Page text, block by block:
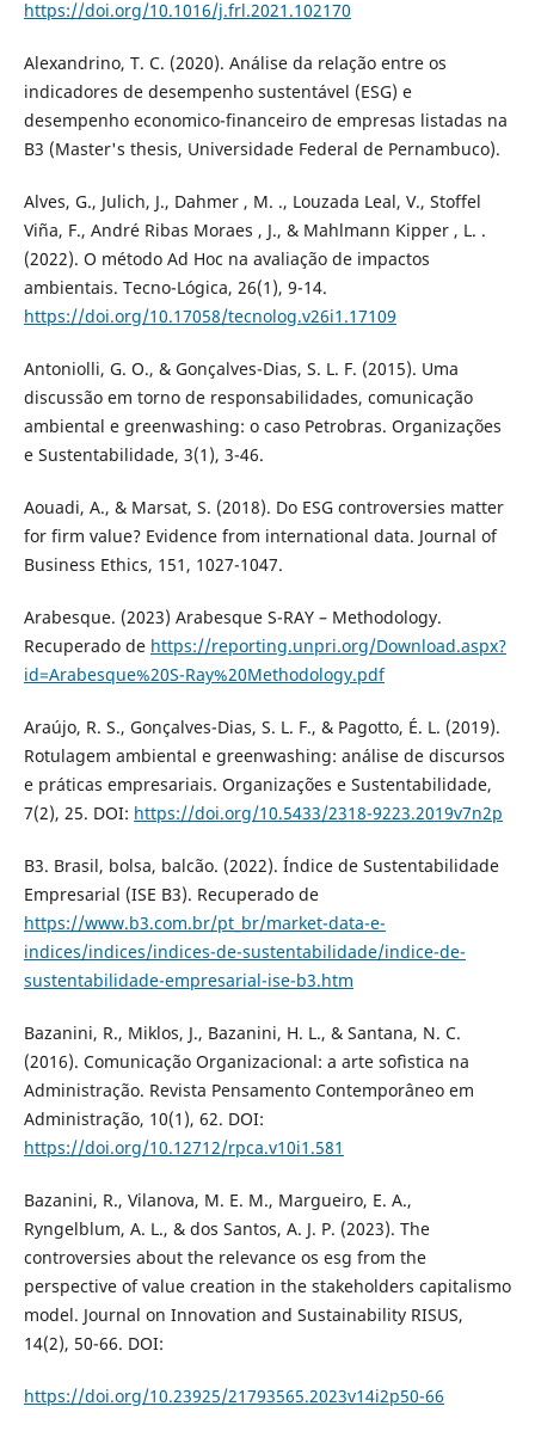
https://doi.org/10.1016/j.frl.2021.102170
Alexandrino, T. C. (2020). Análise da relação entre os
indicadores de desempenho sustentável (ESG) e
desempenho economico-financeiro de empresas listadas na
B3 (Master's thesis, Universidade Federal de Pernambuco).
Alves, G., Julich, J., Dahmer , M. ., Louzada Leal, V., Stoffel
Viña, F., André Ribas Moraes , J., & Mahlmann Kipper , L. .
(2022). O método Ad Hoc na avaliação de impactos
ambientais. Tecno-Lógica, 26(1), 9-14.
https://doi.org/10.17058/tecnolog.v26i1.17109
Antoniolli, G. O., & Gonçalves-Dias, S. L. F. (2015). Uma
discussão em torno de responsabilidades, comunicação
ambiental e greenwashing: o caso Petrobras. Organizações
e Sustentabilidade, 3(1), 3-46.
Aouadi, A., & Marsat, S. (2018). Do ESG controversies matter
for firm value? Evidence from international data. Journal of
Business Ethics, 151, 1027-1047.
Arabesque. (2023) Arabesque S-RAY – Methodology.
Recuperado de https://reporting.unpri.org/Download.aspx?
id=Arabesque%20S-Ray%20Methodology.pdf
Araújo, R. S., Gonçalves-Dias, S. L. F., & Pagotto, É. L. (2019).
Rotulagem ambiental e greenwashing: análise de discursos
e práticas empresariais. Organizações e Sustentabilidade,
7(2), 25. DOI: https://doi.org/10.5433/2318-9223.2019v7n2p
B3. Brasil, bolsa, balcão. (2022). Índice de Sustentabilidade
Empresarial (ISE B3). Recuperado de
https://www.b3.com.br/pt_br/market-data-e-
indices/indices/indices-de-sustentabilidade/indice-de-
sustentabilidade-empresarial-ise-b3.htm
Bazanini, R., Miklos, J., Bazanini, H. L., & Santana, N. C.
(2016). Comunicação Organizacional: a arte sofìstica na
Administração. Revista Pensamento Contemporâneo em
Administração, 10(1), 62. DOI:
https://doi.org/10.12712/rpca.v10i1.581
Bazanini, R., Vilanova, M. E. M., Margueiro, E. A.,
Ryngelblum, A. L., & dos Santos, A. J. P. (2023). The
controversies about the relevance os esg from the
perspective of value creation in the stakeholders capitalismo
model. Journal on Innovation and Sustainability RISUS,
14(2), 50-66. DOI:
https://doi.org/10.23925/21793565.2023v14i2p50-66